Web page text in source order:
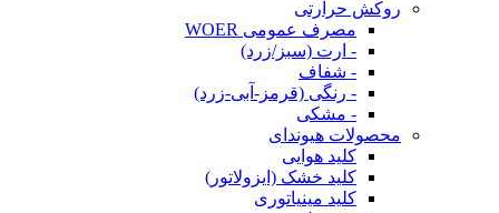
روکش حرارتی
مصرف عمومی WOER
- ارت (سبز/زرد)
- شفاف
- رنگی (قرمز-آبی-زرد)
- مشکی
محصولات هیوندای
کلید هوایی
کلید خشک (ایزولاتور)
کلید مینیاتوری